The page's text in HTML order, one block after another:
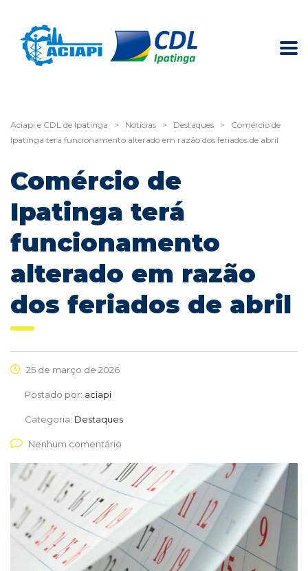
Aciapi e CDL de Ipatinga > Notícias > Destaques >
Comércio de
Ipatinga terá funcionamento alterado em razão dos feriados de abril
Comércio de
Ipatinga terá
funcionamento
alterado em razão
dos feriados de abril
25 de março de 2026
Postado por: aciapi
Categoria: Destaques
Nenhum comentário